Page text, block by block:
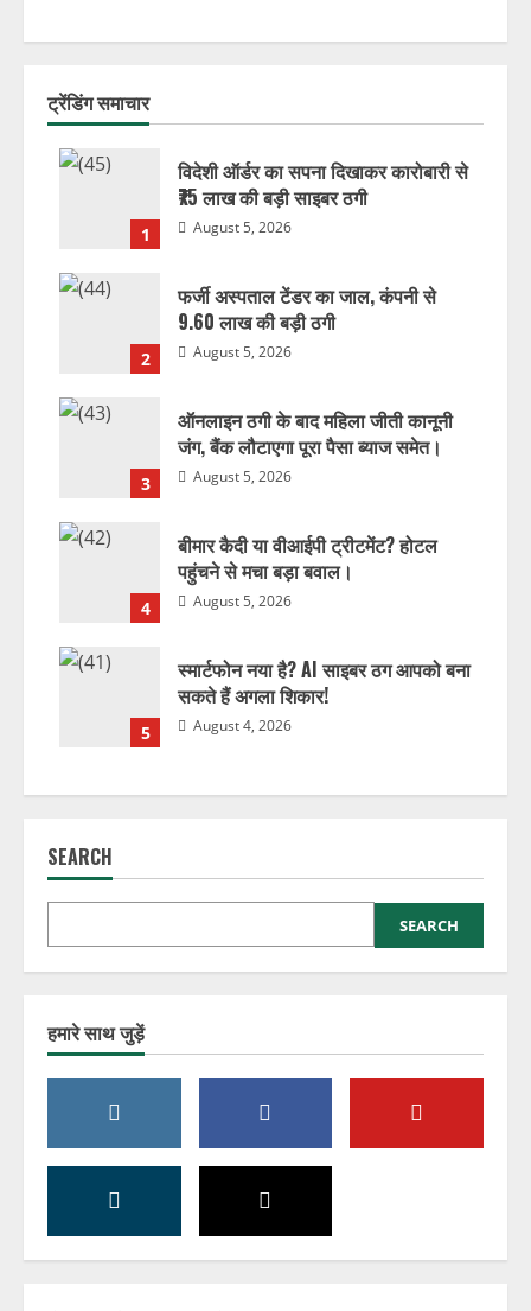
ट्रेंडिंग समाचार
1
विदेशी ऑर्डर का सपना दिखाकर कारोबारी से
₹75 लाख की बड़ी साइबर ठगी
August 5, 2026
2
फर्जी अस्पताल टेंडर का जाल, कंपनी से
9.60 लाख की बड़ी ठगी
August 5, 2026
3
ऑनलाइन ठगी के बाद महिला जीती कानूनी
जंग, बैंक लौटाएगा पूरा पैसा ब्याज समेत।
August 5, 2026
4
बीमार कैदी या वीआईपी ट्रीटमेंट? होटल
पहुंचने से मचा बड़ा बवाल।
August 5, 2026
5
स्मार्टफोन नया है? AI साइबर ठग आपको बना
सकते हैं अगला शिकार!
August 4, 2026
SEARCH
SEARCH
हमारे साथ जुड़ें